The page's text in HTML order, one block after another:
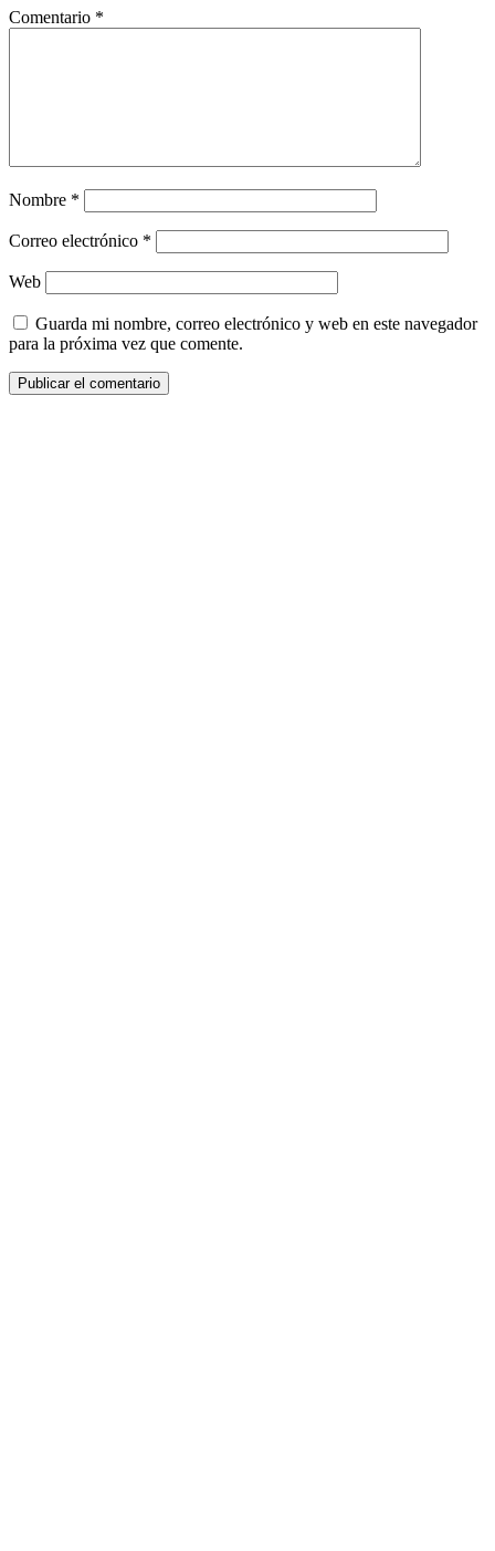
Comentario *
Nombre *
Correo electrónico *
Web
Guarda mi nombre, correo electrónico y web en este navegador
para la próxima vez que comente.